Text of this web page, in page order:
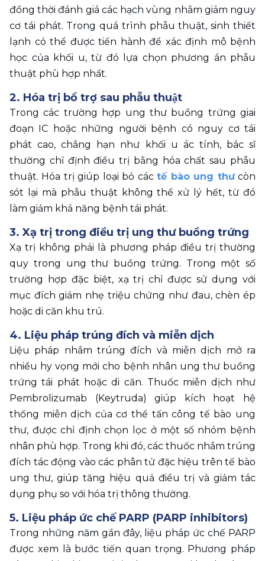
đồng thời đánh giá các hạch vùng nhằm giảm nguy
cơ tái phát. Trong quá trình phẫu thuật, sinh thiết
lạnh có thể được tiến hành để xác định mô bệnh
học của khối u, từ đó lựa chọn phương án phẫu
thuật phù hợp nhất.
2. Hóa trị bổ trợ sau phẫu thuật
Trong các trường hợp ung thư buồng trứng giai
đoạn IC hoặc những người bệnh có nguy cơ tái
phát cao, chẳng hạn như khối u ác tính, bác sĩ
thường chỉ định điều trị bằng hóa chất sau phẫu
thuật. Hóa trị giúp loại bỏ các tế bào ung thư còn
sót lại mà phẫu thuật không thể xử lý hết, từ đó
làm giảm khả năng bệnh tái phát.
3. Xạ trị trong điều trị ung thư buồng trứng
Xạ trị không phải là phương pháp điều trị thường
quy trong ung thư buồng trứng. Trong một số
trường hợp đặc biệt, xạ trị chỉ được sử dụng với
mục đích giảm nhẹ triệu chứng như đau, chèn ép
hoặc di căn khu trú.
4. Liệu pháp trúng đích và miễn dịch
Liệu pháp nhắm trúng đích và miễn dịch mở ra
nhiều hy vọng mới cho bệnh nhân ung thư buồng
trứng tái phát hoặc di căn. Thuốc miễn dịch như
Pembrolizumab (Keytruda) giúp kích hoạt hệ
thống miễn dịch của cơ thể tấn công tế bào ung
thư, được chỉ định chọn lọc ở một số nhóm bệnh
nhân phù hợp. Trong khi đó, các thuốc nhắm trúng
đích tác động vào các phân tử đặc hiệu trên tế bào
ung thư, giúp tăng hiệu quả điều trị và giảm tác
dụng phụ so với hóa trị thông thường.
5. Liệu pháp ức chế PARP (PARP inhibitors)
Trong những năm gần đây, liệu pháp ức chế PARP
được xem là bước tiến quan trọng. Phương pháp